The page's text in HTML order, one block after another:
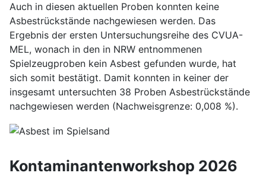
Auch in diesen aktuellen Proben konnten keine
Asbestrückstände nachgewiesen werden. Das
Ergebnis der ersten Untersuchungsreihe des CVUA-
MEL, wonach in den in NRW entnommenen
Spielzeugproben kein Asbest gefunden wurde, hat
sich somit bestätigt. Damit konnten in keiner der
insgesamt untersuchten 38 Proben Asbestrückstände
nachgewiesen werden (Nachweisgrenze: 0,008 %).
Kontaminantenworkshop 2026